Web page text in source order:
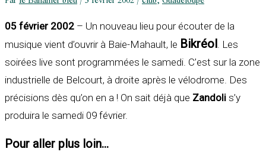
05 février 2002 – Un nouveau lieu pour écouter de la
musique vient d’ouvrir à Baie-Mahault, le Bikréol . Les
soirées live sont programmées le samedi. C’est sur la zone
industrielle de Belcourt, à droite après le vélodrome. Des
précisions dès qu’on en a ! On sait déjà que Zandoli s’y
produira le samedi 09 février.
Pour aller plus loin...